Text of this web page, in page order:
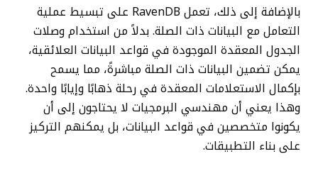
بالإضافة إلى ذلك، تعمل RavenDB على تبسيط عملية
التعامل مع البيانات ذات الصلة. بدلاً من استخدام وصلات
الجدول المعقدة الموجودة في قواعد البيانات العلائقية،
يمكن تضمين البيانات ذات الصلة مباشرةً، مما يسمح
بإكمال الاستعلامات المعقدة في رحلة ذهابًا وإيابًا واحدة.
وهذا يعني أن مهندسي البرمجيات لا يحتاجون إلى أن
يكونوا متخصصين في قواعد البيانات، بل يمكنهم التركيز
على بناء التطبيقات.